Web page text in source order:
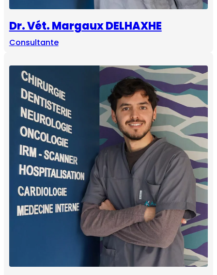
Dr. Vét. Margaux DELHAXHE
Consultante